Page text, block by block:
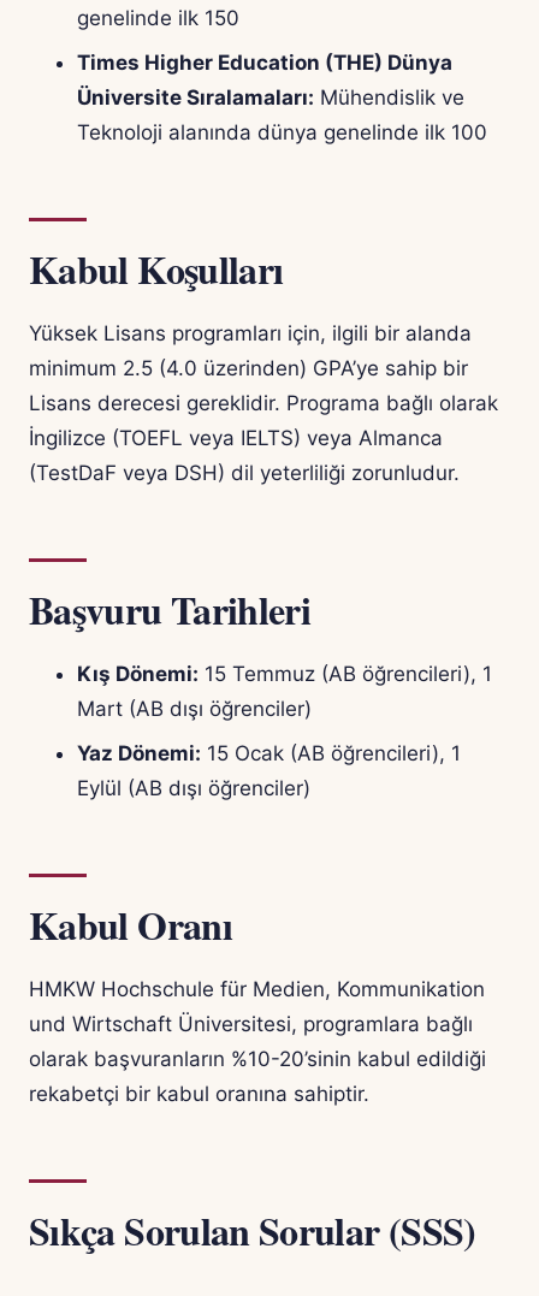
genelinde ilk 150
Times Higher Education (THE) Dünya
Üniversite Sıralamaları: Mühendislik ve
Teknoloji alanında dünya genelinde ilk 100
Kabul Koşulları
Yüksek Lisans programları için, ilgili bir alanda
minimum 2.5 (4.0 üzerinden) GPA’ye sahip bir
Lisans derecesi gereklidir. Programa bağlı olarak
İngilizce (TOEFL veya IELTS) veya Almanca
(TestDaF veya DSH) dil yeterliliği zorunludur.
Başvuru Tarihleri
Kış Dönemi: 15 Temmuz (AB öğrencileri), 1
Mart (AB dışı öğrenciler)
Yaz Dönemi: 15 Ocak (AB öğrencileri), 1
Eylül (AB dışı öğrenciler)
Kabul Oranı
HMKW Hochschule für Medien, Kommunikation
und Wirtschaft Üniversitesi, programlara bağlı
olarak başvuranların %10-20’sinin kabul edildiği
rekabetçi bir kabul oranına sahiptir.
Sıkça Sorulan Sorular (SSS)